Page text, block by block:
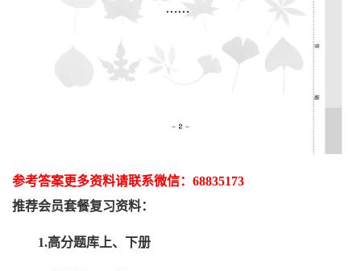
参考答案更多资料请联系微信： 68835173
推荐会员套餐复习资料：
1.高分题库上、下册